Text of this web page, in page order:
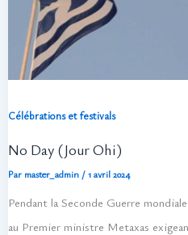
Célébrations et festivals
No Day (Jour Ohi)
Par master_admin / 1 avril 2024
Pendant la Seconde Guerre
au Premier ministre Metaxas